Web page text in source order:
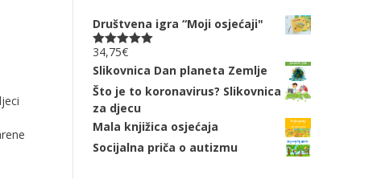
Društvena igra “Moji osjećaji"
Ocjenjeno
5.00 od 5
34,75€
Slikovnica Dan planeta Zemlje
Što je to koronavirus? Slikovnica
za djecu
Mala knjižica osjećaja
Socijalna priča o autizmu